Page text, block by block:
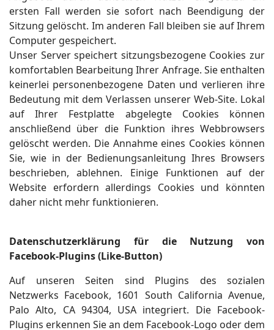
ersten Fall werden sie sofort nach Beendigung der
Sitzung gelöscht. Im anderen Fall bleiben sie auf Ihrem
Computer gespeichert.
Unser Server speichert sitzungsbezogene Cookies zur
komfortablen Bearbeitung Ihrer Anfrage. Sie enthalten
keinerlei personenbezogene Daten und verlieren ihre
Bedeutung mit dem Verlassen unserer Web-Site. Lokal
auf Ihrer Festplatte abgelegte Cookies können
anschließend über die Funktion ihres Webbrowsers
gelöscht werden. Die Annahme eines Cookies können
Sie, wie in der Bedienungsanleitung Ihres Browsers
beschrieben, ablehnen. Einige Funktionen auf der
Website erfordern allerdings Cookies und könnten
daher nicht mehr funktionieren.
Datenschutzerklärung für die Nutzung von
Facebook-Plugins (Like-Button)
Auf unseren Seiten sind Plugins des sozialen
Netzwerks Facebook, 1601 South California Avenue,
Palo Alto, CA 94304, USA integriert. Die Facebook-
Plugins erkennen Sie an dem Facebook-Logo oder dem